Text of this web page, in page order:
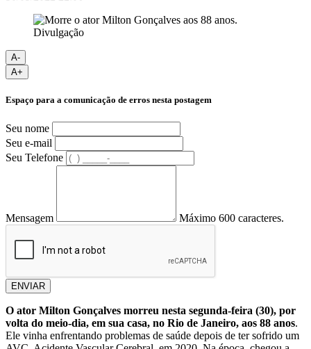
Divulgação
A-
A+
Espaço para a comunicação de erros nesta postagem
Seu nome
Seu e-mail
Seu Telefone
Mensagem Máximo 600 caracteres.
ENVIAR
O ator Milton Gonçalves morreu nesta segunda-feira (30), por
volta do meio-dia, em sua casa, no Rio de Janeiro, aos 88 anos.
Ele vinha enfrentando problemas de saúde depois de ter sofrido um